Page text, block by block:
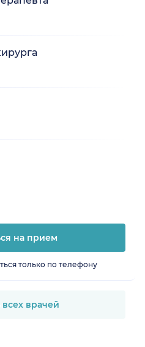
на прием
только по телефону
врачей